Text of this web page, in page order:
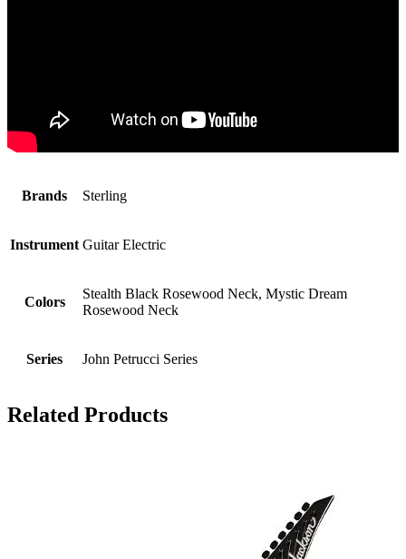
Brands Sterling
Instrument Guitar Electric
Colors
Stealth Black Rosewood Neck, Mystic Dream
Rosewood Neck
Series John Petrucci Series
Related Products